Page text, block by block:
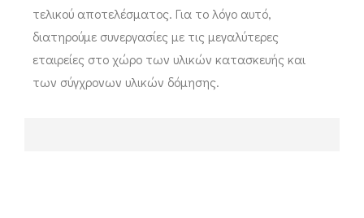
τελικού αποτελέσματος. Για το λόγο αυτό,
διατηρούμε συνεργασίες με τις μεγαλύτερες
εταιρείες στο χώρο των υλικών κατασκευής και
των σύγχρονων υλικών δόμησης.